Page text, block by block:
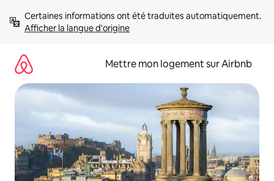
directement
Afficher la langue d'origine
Mettre mon logement sur Airbnb